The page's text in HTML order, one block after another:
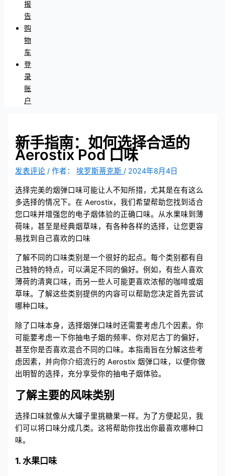
报
告
购
物
车
登
录
账
户
新手指南：如何选择合适的
Aerostix Pod 口味
发表评论 / 作者： 埃罗斯蒂克斯/ 2024年8月4日
选择完美的烟弹口味可能让人不知所措，尤其是在有这么
多选择的情况下。在 Aerostix，我们希望帮助您找到适合
您口味并增强您的电子烟体验的正确口味。从水果味到薄
荷味，甚至是经典烟草味，有各种各样的选择，让您更容
易找到自己喜欢的口味
了解不同的口味类别是一个很好的起点。每个类别都有自
己独特的特点，可以满足不同的偏好。例如，有些人喜欢
薄荷的清爽口味，而另一些人可能更喜欢浓郁的咖啡或烟
草味。了解这些类别提供的内容可以帮助您决定首先尝试
哪种口味。
除了口味本身，选择烟弹口味时还需要考虑几个因素。你
可能要考虑一下你抽电子烟的频率、你对尼古丁的偏好，
甚至你是否喜欢混合不同的口味。本指南旨在分解这些考
虑因素，并向你介绍流行的 Aerostix 烟弹口味，以便你做
出明智的选择，充分享受你的抽电子烟体验。
了解主要的风味类别
选择口味就像从大罐子里挑糖果一样。为了方便起见，我
们可以将口味分成几类。这将帮助你找出你最喜欢哪种口
味。
1. 水果口味